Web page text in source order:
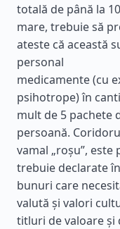
totală de până la
mare, trebuie să
ateste că această
personal
medicamente (cu
psihotrope) în
mult de 5 pachete
persoană.
vamal „roșu”,
trebuie declarate
bunuri care
valută și valori
titluri de valoare și